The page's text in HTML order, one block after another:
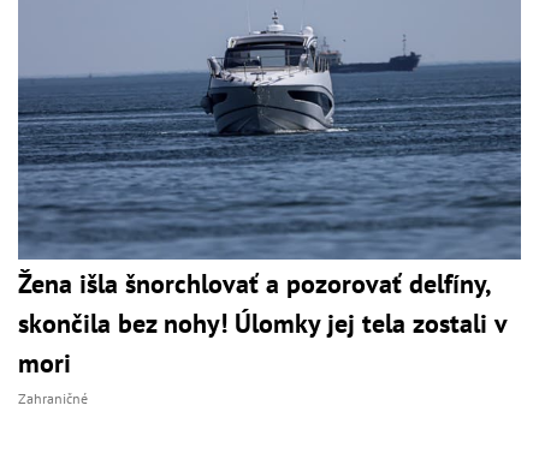
Žena išla šnorchlovať a pozorovať delfíny,
skončila bez nohy! Úlomky jej tela zostali v
mori
Zahraničné